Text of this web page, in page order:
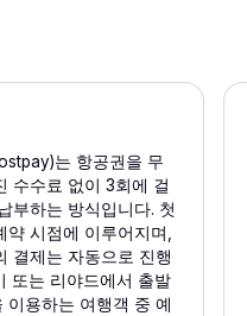
는 항공권을 무
수수료 없이 3회에 걸
부하는 방식입니다. 첫
약 시점에 이루어지며,
결제는 자동으로 진행
또는 리야드에서 출발
이용하는 여행객 중 예